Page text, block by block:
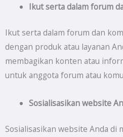
Ikut serta dalam forum
Ikut serta dalam forum dan
dengan produk atau layanan
membagikan konten atau
untuk anggota forum atau
Sosialisasikan website
Sosialisasikan website Anda di